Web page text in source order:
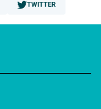
TWITTER